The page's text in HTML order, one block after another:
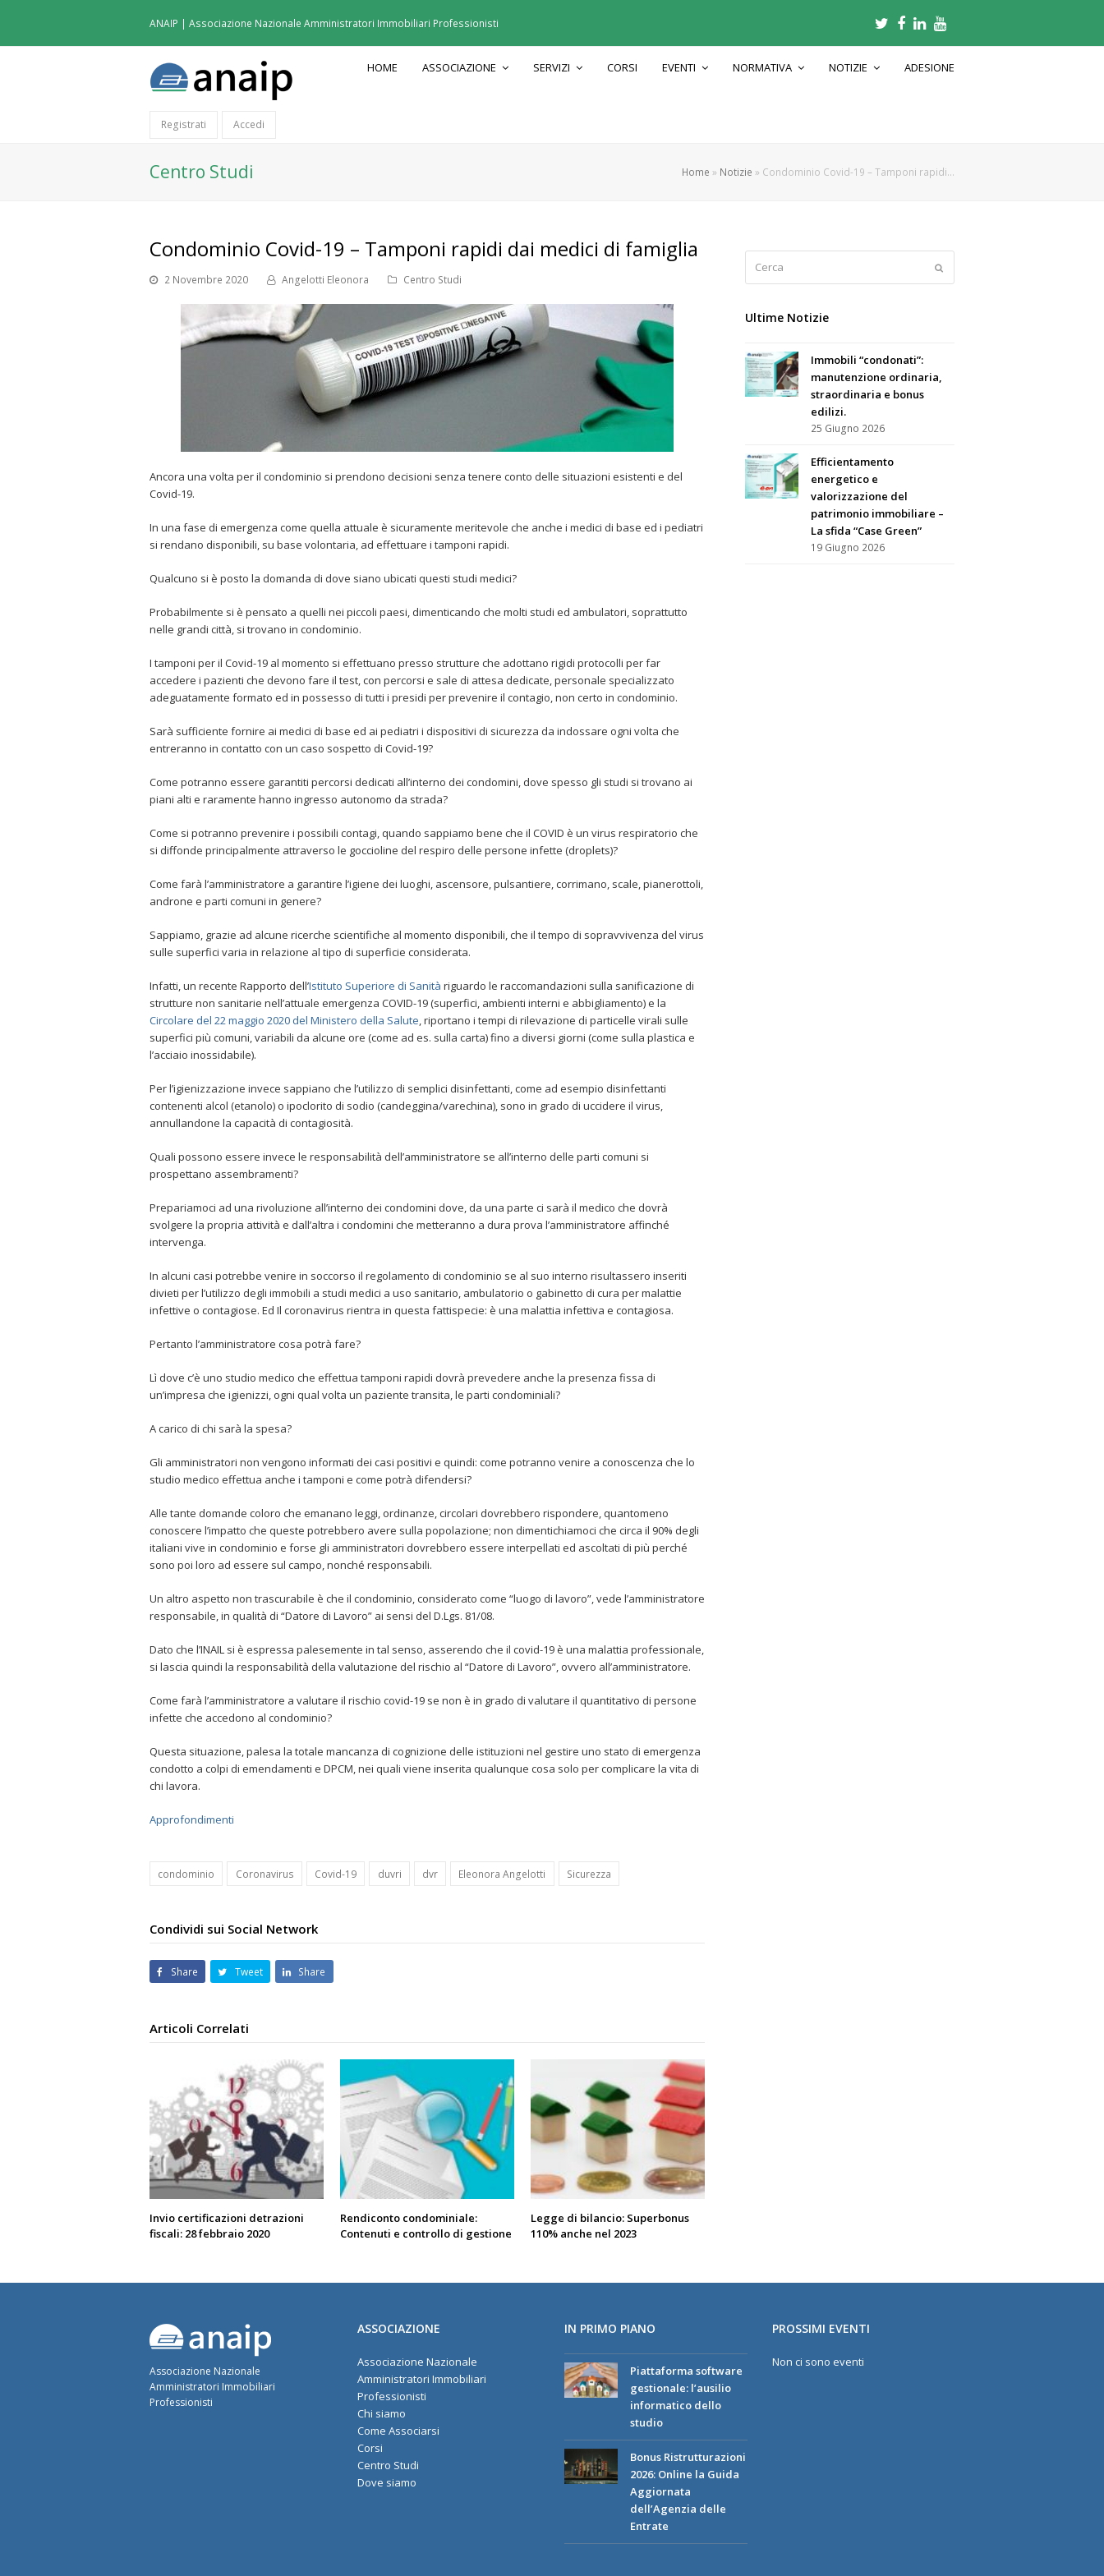
ANAIP | Associazione Nazionale Amministratori Immobiliari Professionisti Twitter
Facebook
LinkedIn
HOME ASSOCIAZIONE SERVIZI CORSI EVENTI NORMATIVA NOTIZIE ADESIONE
Registrati Accedi
Centro Studi Home » Notizie » Condominio Covid-19 – Tamponi rapidi…
Condominio Covid-19 – Tamponi rapidi dai medici di famiglia
2 Novembre 2020 Angelotti Eleonora Centro Studi
Ancora una volta per il condominio si prendono decisioni senza tenere conto delle situazioni esistenti e del
Covid-19.
In una fase di emergenza come quella attuale è sicuramente meritevole che anche i medici di base ed i pediatri
si rendano disponibili, su base volontaria, ad effettuare i tamponi rapidi.
Qualcuno si è posto la domanda di dove siano ubicati questi studi medici?
Probabilmente si è pensato a quelli nei piccoli paesi, dimenticando che molti studi ed ambulatori, soprattutto
nelle grandi città, si trovano in condominio.
I tamponi per il Covid-19 al momento si effettuano presso strutture che adottano rigidi protocolli per far
accedere i pazienti che devono fare il test, con percorsi e sale di attesa dedicate, personale specializzato
adeguatamente formato ed in possesso di tutti i presidi per prevenire il contagio, non certo in condominio.
Sarà sufficiente fornire ai medici di base ed ai pediatri i dispositivi di sicurezza da indossare ogni volta che
entreranno in contatto con un caso sospetto di Covid-19?
Come potranno essere garantiti percorsi dedicati all’interno dei condomini, dove spesso gli studi si trovano ai
piani alti e raramente hanno ingresso autonomo da strada?
Come si potranno prevenire i possibili contagi, quando sappiamo bene che il COVID è un virus respiratorio che
si diffonde principalmente attraverso le goccioline del respiro delle persone infette (droplets)?
Come farà l’amministratore a garantire l’igiene dei luoghi, ascensore, pulsantiere, corrimano, scale, pianerottoli,
androne e parti comuni in genere?
Sappiamo, grazie ad alcune ricerche scientifiche al momento disponibili, che il tempo di sopravvivenza del virus
sulle superfici varia in relazione al tipo di superficie considerata.
Infatti, un recente Rapporto dell’Istituto Superiore di Sanità riguardo le raccomandazioni sulla sanificazione di
strutture non sanitarie nell’attuale emergenza COVID-19 (superfici, ambienti interni e abbigliamento) e la
Circolare del 22 maggio 2020 del Ministero della Salute, riportano i tempi di rilevazione di particelle virali sulle
superfici più comuni, variabili da alcune ore (come ad es. sulla carta) fino a diversi giorni (come sulla plastica e
l’acciaio inossidabile).
Per l’igienizzazione invece sappiano che l’utilizzo di semplici disinfettanti, come ad esempio disinfettanti
contenenti alcol (etanolo) o ipoclorito di sodio (candeggina/varechina), sono in grado di uccidere il virus,
annullandone la capacità di contagiosità.
Quali possono essere invece le responsabilità dell’amministratore se all’interno delle parti comuni si
prospettano assembramenti?
Prepariamoci ad una rivoluzione all’interno dei condomini dove, da una parte ci sarà il medico che dovrà
svolgere la propria attività e dall’altra i condomini che metteranno a dura prova l’amministratore affinché
intervenga.
In alcuni casi potrebbe venire in soccorso il regolamento di condominio se al suo interno risultassero inseriti
divieti per l’utilizzo degli immobili a studi medici a uso sanitario, ambulatorio o gabinetto di cura per malattie
infettive o contagiose. Ed Il coronavirus rientra in questa fattispecie: è una malattia infettiva e contagiosa.
Pertanto l’amministratore cosa potrà fare?
Lì dove c’è uno studio medico che effettua tamponi rapidi dovrà prevedere anche la presenza fissa di
un’impresa che igienizzi, ogni qual volta un paziente transita, le parti condominiali?
A carico di chi sarà la spesa?
Gli amministratori non vengono informati dei casi positivi e quindi: come potranno venire a conoscenza che lo
studio medico effettua anche i tamponi e come potrà difendersi?
Alle tante domande coloro che emanano leggi, ordinanze, circolari dovrebbero rispondere, quantomeno
conoscere l’impatto che queste potrebbero avere sulla popolazione; non dimentichiamoci che circa il 90% degli
italiani vive in condominio e forse gli amministratori dovrebbero essere interpellati ed ascoltati di più perché
sono poi loro ad essere sul campo, nonché responsabili.
Un altro aspetto non trascurabile è che il condominio, considerato come “luogo di lavoro”, vede l’amministratore
responsabile, in qualità di “Datore di Lavoro” ai sensi del D.Lgs. 81/08.
Dato che l’INAIL si è espressa palesemente in tal senso, asserendo che il covid-19 è una malattia professionale,
si lascia quindi la responsabilità della valutazione del rischio al “Datore di Lavoro”, ovvero all’amministratore.
Come farà l’amministratore a valutare il rischio covid-19 se non è in grado di valutare il quantitativo di persone
infette che accedono al condominio?
Questa situazione, palesa la totale mancanza di cognizione delle istituzioni nel gestire uno stato di emergenza
condotto a colpi di emendamenti e DPCM, nei quali viene inserita qualunque cosa solo per complicare la vita di
chi lavora.
Approfondimenti
condominio Coronavirus Covid-19 duvri dvr Eleonora Angelotti Sicurezza
Condividi sui Social Network
Share Tweet Share
Articoli Correlati
Invio certificazioni detrazioni
fiscali: 28 febbraio 2020
Rendiconto condominiale:
Contenuti e controllo di gestione
Legge di bilancio: Superbonus
110% anche nel 2023
Ultime Notizie
Immobili “condonati”:
manutenzione ordinaria,
straordinaria e bonus
edilizi.
25 Giugno 2026
Efficientamento
energetico e
valorizzazione del
patrimonio immobiliare –
La sfida “Case Green”
19 Giugno 2026
Associazione Nazionale
Amministratori Immobiliari
Professionisti
ASSOCIAZIONE
Associazione Nazionale
Amministratori Immobiliari
Professionisti
Chi siamo
Come Associarsi
Corsi
Centro Studi
Dove siamo
IN PRIMO PIANO
Piattaforma software
gestionale: l’ausilio
informatico dello
studio
Bonus Ristrutturazioni
2026: Online la Guida
Aggiornata
dell’Agenzia delle
Entrate
PROSSIMI EVENTI
Non ci sono eventi